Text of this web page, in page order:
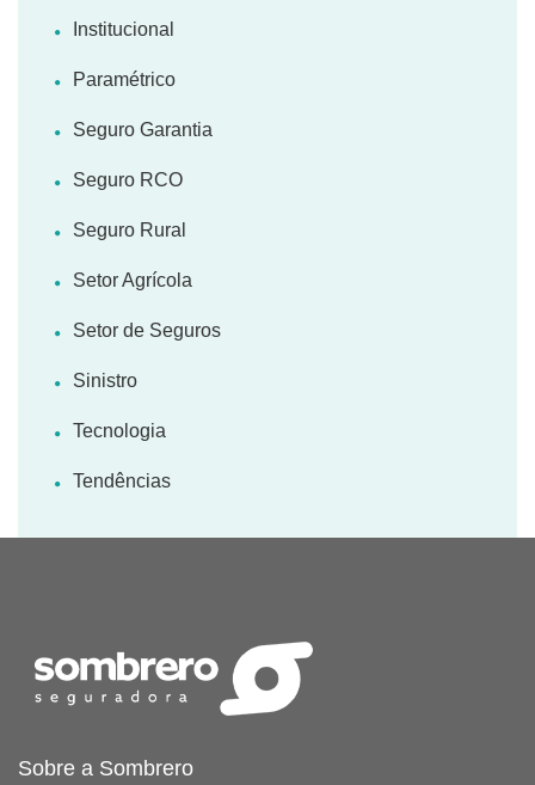
Institucional
Paramétrico
Seguro Garantia
Seguro RCO
Seguro Rural
Setor Agrícola
Setor de Seguros
Sinistro
Tecnologia
Tendências
Sobre a Sombrero